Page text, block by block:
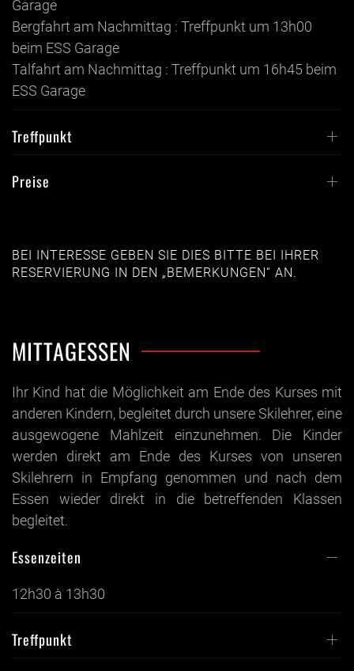
Garage
Bergfahrt am Nachmittag : Treffpunkt um 13h00
beim ESS Garage
Talfahrt am Nachmittag : Treffpunkt um 16h45 beim
ESS Garage
Treffpunkt
Preise
BEI INTERESSE GEBEN SIE DIES BITTE BEI ​​IHRER
RESERVIERUNG IN DEN „BEMERKUNGEN“ AN.
MITTAGESSEN
Ihr Kind hat die Möglichkeit am Ende des Kurses mit
anderen Kindern, begleitet durch unsere Skilehrer, eine
ausgewogene Mahlzeit einzunehmen. Die Kinder
werden direkt am Ende des Kurses von unseren
Skilehrern in Empfang genommen und nach dem
Essen wieder direkt in die betreffenden Klassen
begleitet.
Essenzeiten
12h30 à 13h30
Treffpunkt